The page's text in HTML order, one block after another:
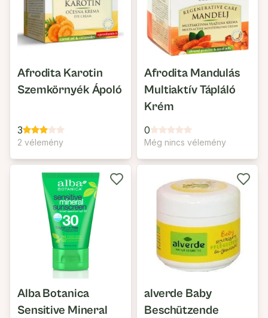
Afrodita Karotin
Szemkörnyék Ápoló
3
2 vélemény
Afrodita Mandulás
Multiaktív Tápláló
Krém
0
Még nincs vélemény
Alba Botanica
Sensitive Mineral
alverde Baby
Beschützende